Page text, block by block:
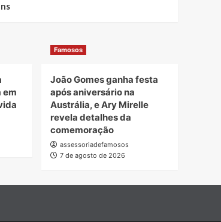
em
Famosos
João Gomes ganha festa
após aniversário na
Austrália, e Ary Mirelle
revela detalhes da
comemoração
assessoriadefamosos
7 de agosto de 2026